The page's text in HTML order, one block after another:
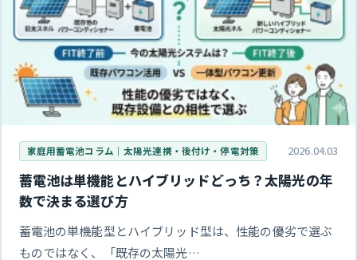
家庭用蓄電池コラム｜太陽光連携・後付け・停電対策 2026.04.03
蓄電池は単機能とハイブリッドどっち？太陽光の年
数で決まる選び方
蓄電池の単機能型とハイブリッド型は、性能の優劣で選ぶ
ものではなく、「既存の太陽光…